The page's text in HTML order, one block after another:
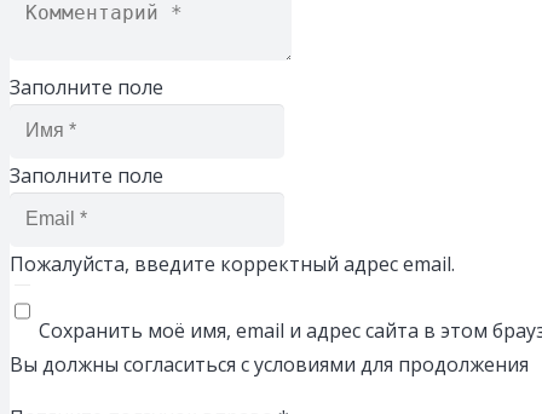
Заполните поле
Заполните поле
Пожалуйста, введите корректный адрес email.
Сохранить моё имя, email и адрес сайта в этом
Вы должны согласиться с условиями для продолжения